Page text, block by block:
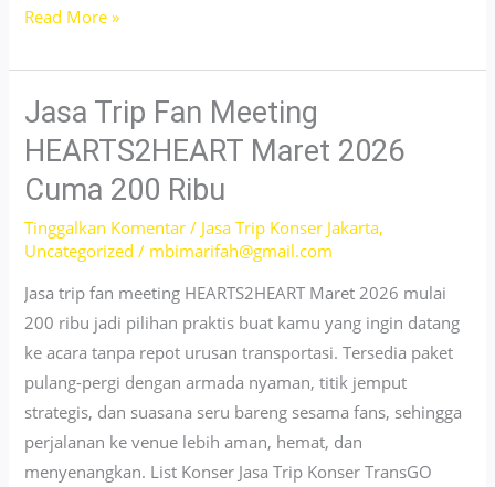
Jasa
Konser
NCT
Wish
BSD
April
2026
Mulai
100
Ribu!
Read More »
Jasa Trip Fan Meeting
HEARTS2HEART Maret 2026
Cuma 200 Ribu
Tinggalkan Komentar / Jasa Trip Konser Jakarta,
Uncategorized / mbimarifah@gmail.com
Jasa trip fan meeting HEARTS2HEART Maret 2026 mulai
200 ribu jadi pilihan praktis buat kamu yang ingin datang
ke acara tanpa repot urusan transportasi. Tersedia paket
pulang-pergi dengan armada nyaman, titik jemput
strategis, dan suasana seru bareng sesama fans, sehingga
perjalanan ke venue lebih aman, hemat, dan
menyenangkan. List Konser Jasa Trip Konser TransGO